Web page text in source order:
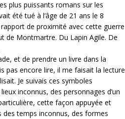
plus puissants romans sur les
été tué à l’âge de 21 ans le 8
de proximité avec cette guerre
de Montmartre. Du Lapin Agile. De
et de prendre un livre dans la
pas encore lire, il me faisait la lecture
Je suivais ces symboles
inconnus, des personnages d’un
cette façon appuyée et
des temps inconnus, des formes